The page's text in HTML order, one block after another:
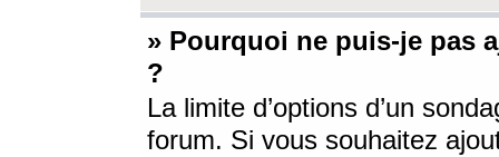
» Pourquoi ne puis-je pas
?
La limite d’options d’un
forum. Si vous souhaitez